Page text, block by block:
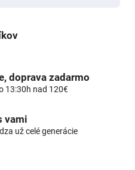
doprava zadarmo
13:30h nad 120€
vami
už celé generácie